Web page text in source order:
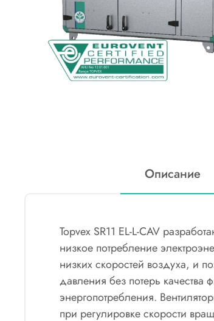
Описание
Topvex SR11 EL-L-CAV
низкое потребление
низких скоростей воздуха, и
давления без потерь
энергопотребления.
при регулировке скорости